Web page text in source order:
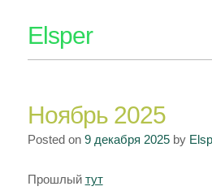
content
Elsper
Ноябрь 2025
Posted on 9 декабря 2025by
Прошлый тут